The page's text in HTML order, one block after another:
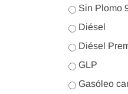
Sin Plomo
Diésel
Diésel
GLP
Gasóleo